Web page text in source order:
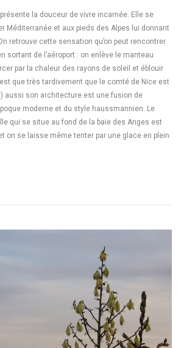
la douceur de vivre incarnée. Elle se
Méditerranée et aux pieds des Alpes lui donnant
retrouve cette sensation qu’on peut rencontrer
sortant de l’aéroport : on enlève le manteau
par la chaleur des rayons de soleil et éblouir
que très tardivement que le comté de Nice est
aussi son architecture est une fusion de
moderne et du style haussmannien. Le
qui se situe au fond de la baie des Anges est
on se laisse même tenter par une glace en plein